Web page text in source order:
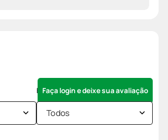
Faça login e deixe sua avaliação
Todos